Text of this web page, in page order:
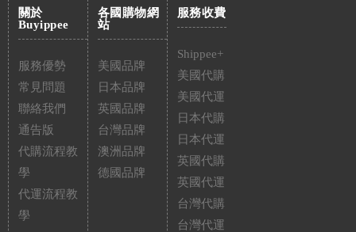
關於
Buyippee
服務優勢
常見問題
聯絡我們
通告版
代購流程教
學
代運流程教
學
各國購物網
站
美國品牌
日本品牌
英國品牌
台灣品牌
澳洲品牌
德國品牌
服務收費
Shippee+
美國代購
美國代運
日本代購
日本代運
英國代購
英國代運
台灣代購
台灣代運